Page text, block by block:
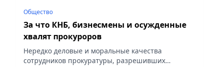
Общество
За что КНБ, бизнесмены и осужденные
хвалят прокуроров
Нередко деловые и моральные качества
сотрудников прокуратуры, разрешивших